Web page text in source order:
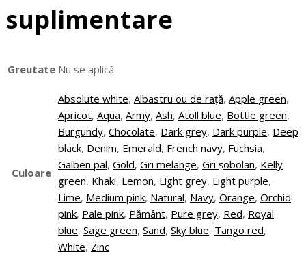
suplimentare
Greutate Nu se aplică
Culoare
Absolute white, Albastru ou de rață, Apple green,
Apricot, Aqua, Army, Ash, Atoll blue, Bottle green,
Burgundy, Chocolate, Dark grey, Dark purple, Deep
black, Denim, Emerald, French navy, Fuchsia,
Galben pal, Gold, Gri melange, Gri șobolan, Kelly
green, Khaki, Lemon, Light grey, Light purple,
Lime, Medium pink, Natural, Navy, Orange, Orchid
pink, Pale pink, Pământ, Pure grey, Red, Royal
blue, Sage green, Sand, Sky blue, Tango red,
White, Zinc